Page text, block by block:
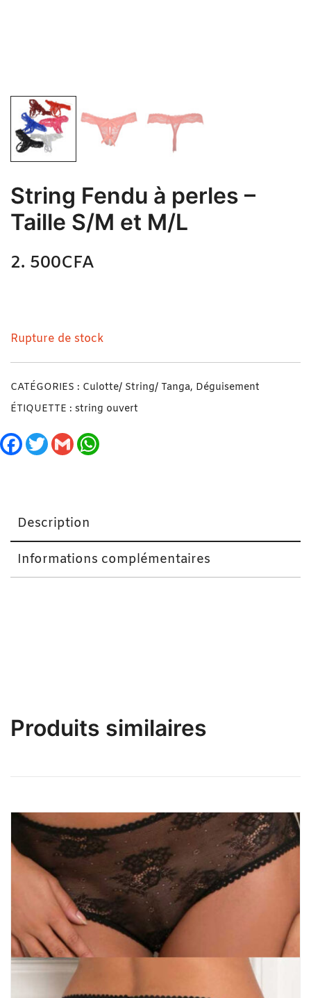
String Fendu à perles –
Taille S/M et M/L
2. 500CFA
Rupture de stock
CATÉGORIES : Culotte/ String/ Tanga, Déguisement
ÉTIQUETTE : string ouvert
Facebook
TwitterGmail
Description
Informations complémentaires
Produits similaires